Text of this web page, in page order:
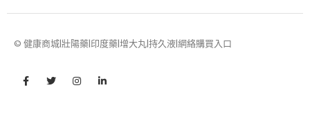
© 健康商城|壯陽藥|印度藥|增大丸|持久液|網絡購買入口